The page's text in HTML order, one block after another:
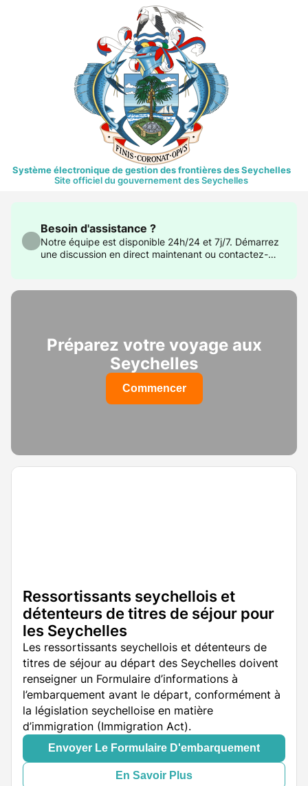
Système électronique de gestion des frontières des Seychelles
Site officiel du gouvernement des Seychelles
Besoin d'assistance ?
Notre équipe est disponible 24h/24 et 7j/7. Démarrez
une discussion en direct maintenant ou contactez-
Préparez votre voyage aux
Seychelles
Commencer
Ressortissants seychellois et
détenteurs de titres de séjour pour
les Seychelles
Les ressortissants seychellois et détenteurs de
titres de séjour au départ des Seychelles doivent
renseigner un Formulaire d’informations à
l’embarquement avant le départ, conformément à
la législation seychelloise en matière
d’immigration (Immigration Act).
Envoyer Le Formulaire D'embarquement
En Savoir Plus